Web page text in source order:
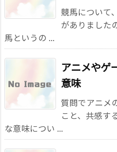
競馬について
がありました
馬というの ...
アニメやゲ
意味
質問でアニメ
こと、共感す
な意味につい ...